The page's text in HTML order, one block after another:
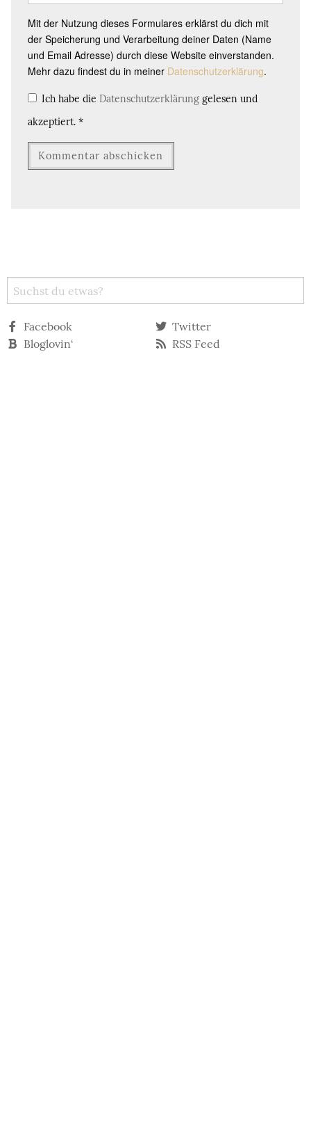
Mit der Nutzung dieses Formulares erklärst du dich mit
der Speicherung und Verarbeitung deiner Daten (Name
und Email Adresse) durch diese Website einverstanden.
Mehr dazu findest du in meiner Datenschutzerklärung.
Ich habe die Datenschutzerklärung gelesen und
akzeptiert. *
Facebook
Twitter
Bloglovin‘
RSS Feed